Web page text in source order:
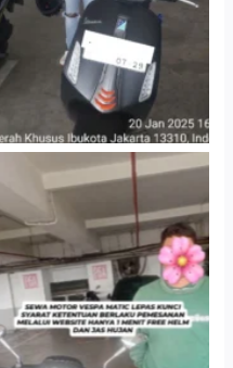
Cityplaza Jatinegara
Gedung Parkir P6A